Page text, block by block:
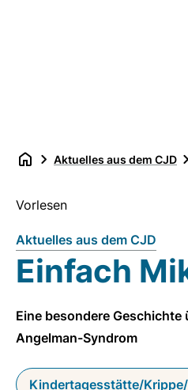
Aktuelles aus dem CJD
Vorlesen
Aktuelles aus dem CJD
Einfach
Eine besondere
Angelman-Syndrom
Kindertagesstätte/